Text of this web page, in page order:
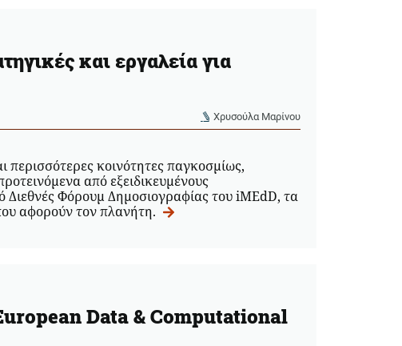
και εργαλεία για
Χρυσούλα Μαρίνου
κοινότητες παγκοσμίως,
από εξειδικευμένους
Διεθνές Φόρουμ Δημοσιογραφίας του iMEdD, τα
αφορούν τον πλανήτη.
Data & Computational